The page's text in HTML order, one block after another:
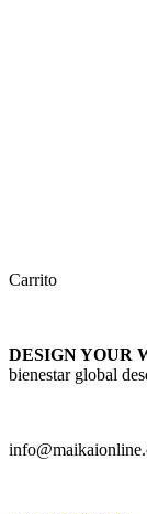
Carrito
DESIGN YOUR
bienestar global